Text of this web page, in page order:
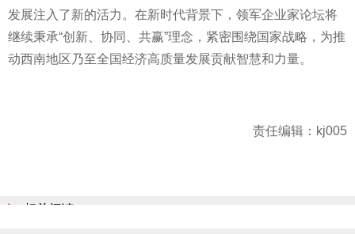
发展注入了新的活力。在新时代背景下，领军企业家论坛将
继续秉承“创新、协同、共赢”理念，紧密围绕国家战略，为推
动西南地区乃至全国经济高质量发展贡献智慧和力量。
责任编辑：kj005
相关阅读